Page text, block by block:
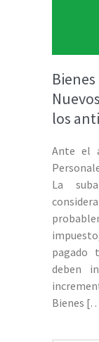
los
Ante el
La
pagado
deben
Bienes